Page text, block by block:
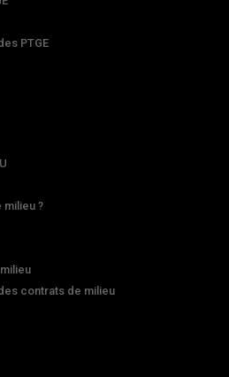
PTGE
?
contrats de milieu